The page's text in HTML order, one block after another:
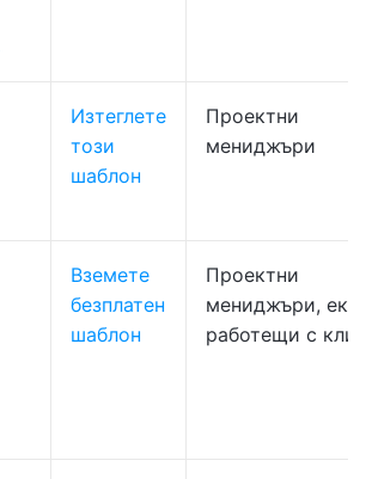
Изтеглете
този
шаблон
Проектни
мениджъри
Вземете
безплатен
шаблон
Проектни
мениджъри,
работещи с